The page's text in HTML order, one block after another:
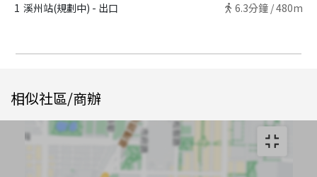
1 溪州站(規劃中) - 出口 6.3分鐘 /480m
相似社區/商辦